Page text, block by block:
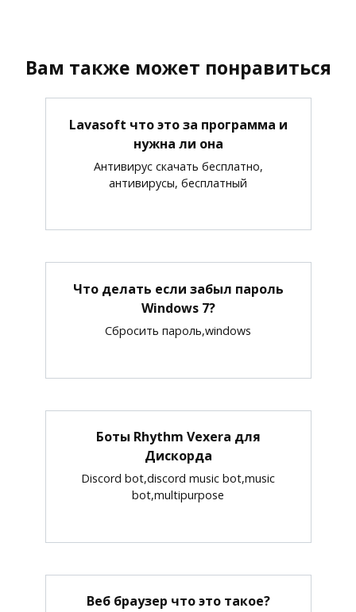
Вам также может понравиться
Lavasoft что это за программа и
нужна ли она
Антивирус скачать бесплатно,
антивирусы, бесплатный
Что делать если забыл пароль
Windows 7?
Сбросить пароль,windows
Боты Rhythm Vexera для
Дискорда
Discord bot,discord music bot,music
bot,multipurpose
Веб браузер что это такое?